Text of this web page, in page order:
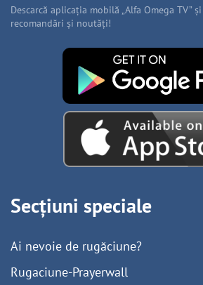
Descarcă aplicația mobilă „Alfa Omega TV”
recomandări și noutăți!
Secțiuni speciale
Ai nevoie de rugăciune?
Rugaciune-Prayerwall